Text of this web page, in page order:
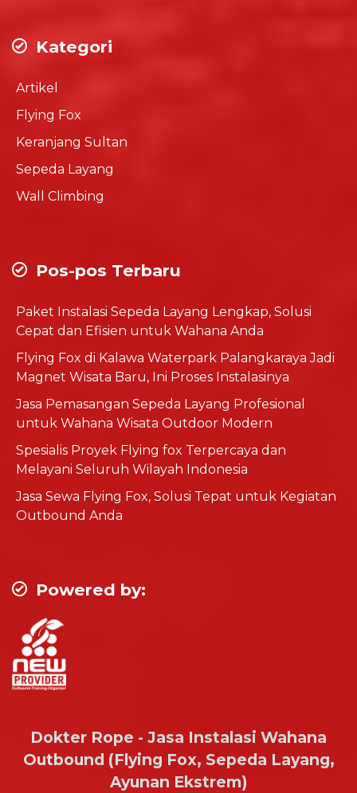
Kategori
Artikel
Flying Fox
Keranjang Sultan
Sepeda Layang
Wall Climbing
Pos-pos Terbaru
Paket Instalasi Sepeda Layang Lengkap, Solusi
Cepat dan Efisien untuk Wahana Anda
Flying Fox di Kalawa Waterpark Palangkaraya Jadi
Magnet Wisata Baru, Ini Proses Instalasinya
Jasa Pemasangan Sepeda Layang Profesional
untuk Wahana Wisata Outdoor Modern
Spesialis Proyek Flying fox Terpercaya dan
Melayani Seluruh Wilayah Indonesia
Jasa Sewa Flying Fox, Solusi Tepat untuk Kegiatan
Outbound Anda
Powered by:
Dokter Rope - Jasa Instalasi Wahana
Outbound (Flying Fox, Sepeda Layang,
Ayunan Ekstrem)